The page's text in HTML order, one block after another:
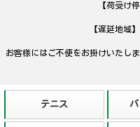
【荷受け
【遅延地域
お客様にはご不便をお掛けいたし